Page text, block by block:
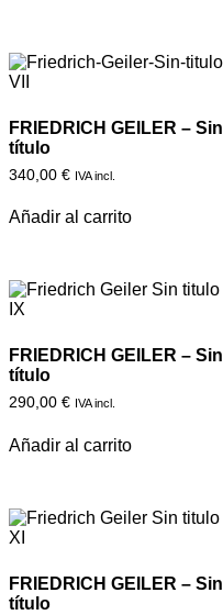
FRIEDRICH GEILER – Sin
título
340,00 € IVA incl.
Añadir al carrito
FRIEDRICH GEILER – Sin
título
290,00 € IVA incl.
Añadir al carrito
FRIEDRICH GEILER – Sin
título